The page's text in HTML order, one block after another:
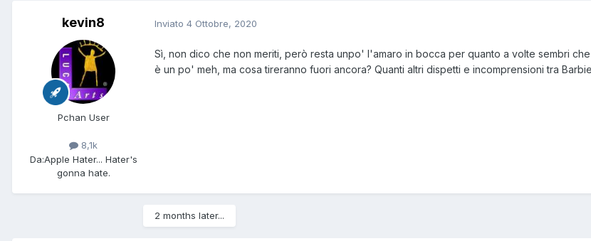
kevin8
Pchan User
8,1k
Da:Apple Hater... Hater's
gonna hate.
Inviato 4 Ottobre, 2020
Sì, non dico che non meriti, però resta unpo' l'amaro in bocca per quanto a volte sembri
è un po' meh, ma cosa tireranno fuori ancora? Quanti altri dispetti e incomprensioni tra
2 months later...